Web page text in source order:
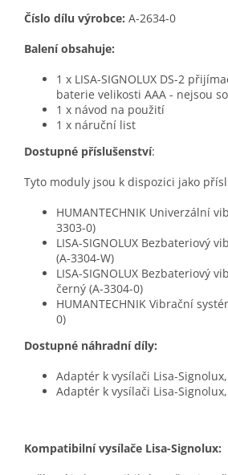
Číslo dílu výrobce: A-2634-0
Balení obsahuje:
1 x LISA-SIGNOLUX DS-2
baterie velikosti AAA - nejsou
1 x návod na použití
1 x náruční list
Dostupné příslušenství:
Tyto moduly jsou k dispozici jako
HUMANTECHNIK Univerzální
3303-0)
LISA-SIGNOLUX Bezbateriový
(A-3304-W)
LISA-SIGNOLUX Bezbateriový
černý (A-3304-0)
HUMANTECHNIK Vibrační
0)
Dostupné náhradní díly:
Adaptér k vysílači Lisa-
Adaptér k vysílači Lisa-
Kompatibilní vysílače Lisa-Signolux: